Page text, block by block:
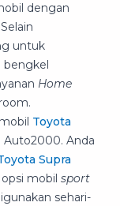
dengan
untuk
bengkel
Home
Toyota
Auto2000. Anda
Supra
mobil sport
sehari-